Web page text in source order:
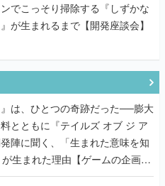
でこっそり掃除する『しずかな
が生まれるまで【開発座談会】
』は、ひとつの奇跡だった──膨大
とともに『テイルズ オブ ジ ア
陣に聞く、「生まれた意味を知
生まれた理由【ゲームの企画